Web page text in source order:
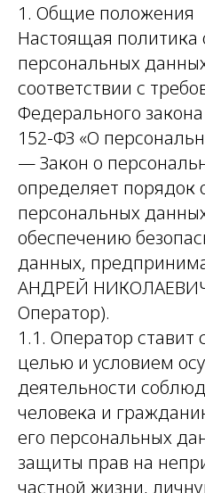
1. Общие положения
Настоящая политика
персональных
соответствии с
Федерального
152-ФЗ «О
— Закон о
определяет порядок
персональных
обеспечению
данных,
АНДРЕЙ
Оператор).
1.1. Оператор
целью и условием
деятельности
человека и
его персональных
защиты прав на
частной жизни,